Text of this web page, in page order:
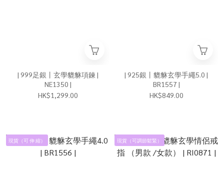
| 999足銀丨玄學貔貅項鍊 |
NE1350 |
HK$1,299.00
| 925銀丨貔貅玄學手繩5.0 |
BR1557 |
HK$849.00
現貨（可 伸 縮） 現貨（可調節鬆緊）